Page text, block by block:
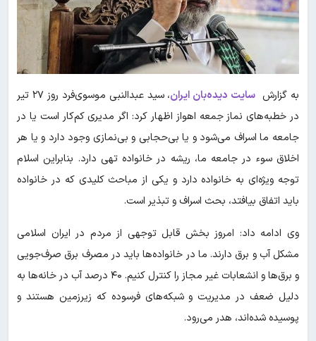
به گزارش سایت دیده‌بان ایران
، سید عبدالنبی موسوی‌فرد روز ۲۷ تیر
در خطبه‌های نماز جمعه اهواز اظهار کرد: اگر مدیری کم‌کار است یا در
جامعه ما اسراف می‌شود و یا بی‌حجابی و بی‌نمازی وجود دارد و یا هر
اخلاق سوء در جامعه ما، ریشه در خانواده تهی دارد. بنابراین اسلام
توجه ویژه‌ای به خانواده دارد و یکی از مباحث کلیدی که در خانواده
باید اتفاق بیافتد، بحث اسراف و تبذیر است.
وی ادامه داد: امروز بخش قابل توجهی از مردم در ایران اسلامی
مشکل آب و برق دارند. ما در خانواده‌ها باید در مصرف برق صرف‌جویی
و برق‌ها و انشعابات غیر مجاز را کنترل کنیم. ۴۰ درصد آب در خانه‌ها به
دلیل ضعف در مدیریت و شبکه‌های فرسوده که زیرزمین هستند و
پوسیده شده‌اند، هدر می‌رود.